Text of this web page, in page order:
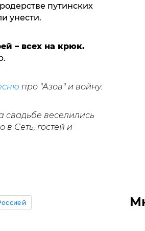
путинских
унести.
– всех на крюк.
про "Азов" и войну.
свадьбе веселились
Сеть, гостей и